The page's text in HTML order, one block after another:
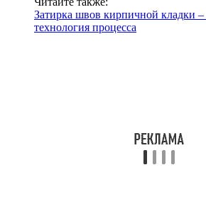
Затирка швов кирпичной кладки
технология процесса